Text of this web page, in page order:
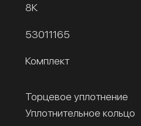
8К
53011165
Комплект
Торцевое уплотнение
Уплотнительное кольцо